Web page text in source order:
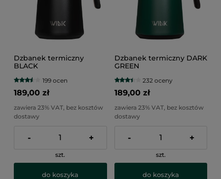
Dzbanek termiczny
BLACK
199 ocen
189,00 zł
zawiera 23% VAT, bez kosztów
dostawy
- +
szt.
do koszyka
Dzbanek termiczny DARK
GREEN
232 oceny
189,00 zł
zawiera 23% VAT, bez kosztów
dostawy
- +
szt.
do koszyka